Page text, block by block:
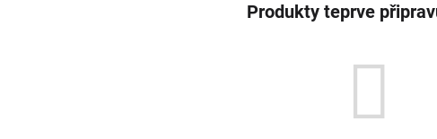
Produkty teprve